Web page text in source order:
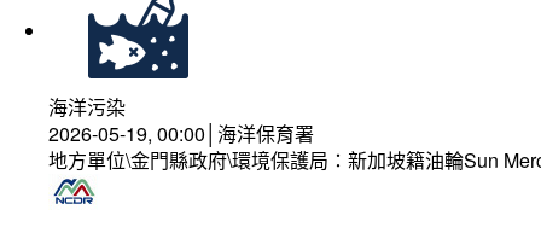
海洋污染
2026-05-19, 00:00│海洋保育署
地方單位\金門縣政府\環境保護局：新加坡籍油輪Sun